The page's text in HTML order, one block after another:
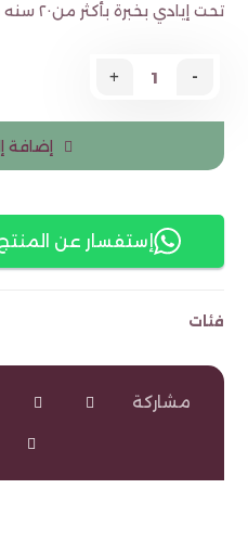
تحت إيادي بخبرة بأكثر من٢٠ سنه في مجال الأثاث…
-
+
إضافة
إستفسار عن
فئات